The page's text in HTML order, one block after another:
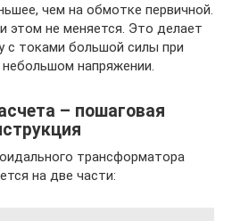
чем на обмотке первичной.
этом не меняется. Это делает
токами большой силы при
напряжении.
– пошаговая
трансформатора
на две части: